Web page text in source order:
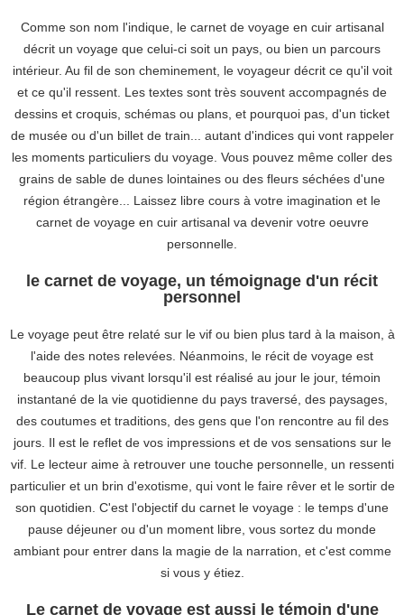
Comme son nom l'indique, le carnet de voyage en cuir artisanal
décrit un voyage que celui-ci soit un pays, ou bien un parcours
intérieur. Au fil de son cheminement, le voyageur décrit ce qu'il voit
et ce qu'il ressent. Les textes sont très souvent accompagnés de
dessins et croquis, schémas ou plans, et pourquoi pas, d'un ticket
de musée ou d'un billet de train... autant d'indices qui vont rappeler
les moments particuliers du voyage. Vous pouvez même coller des
grains de sable de dunes lointaines ou des fleurs séchées d'une
région étrangère... Laissez libre cours à votre imagination et le
carnet de voyage en cuir artisanal va devenir votre oeuvre
personnelle.
le carnet de voyage, un témoignage d'un récit
personnel
Le voyage peut être relaté sur le vif ou bien plus tard à la maison, à
l'aide des notes relevées. Néanmoins, le récit de voyage est
beaucoup plus vivant lorsqu'il est réalisé au jour le jour, témoin
instantané de la vie quotidienne du pays traversé, des paysages,
des coutumes et traditions, des gens que l'on rencontre au fil des
jours. Il est le reflet de vos impressions et de vos sensations sur le
vif. Le lecteur aime à retrouver une touche personnelle, un ressenti
particulier et un brin d'exotisme, qui vont le faire rêver et le sortir de
son quotidien. C'est l'objectif du carnet le voyage : le temps d'une
pause déjeuner ou d'un moment libre, vous sortez du monde
ambiant pour entrer dans la magie de la narration, et c'est comme
si vous y étiez.
Le carnet de voyage est aussi le témoin d'une